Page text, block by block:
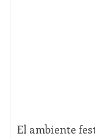
El ambiente